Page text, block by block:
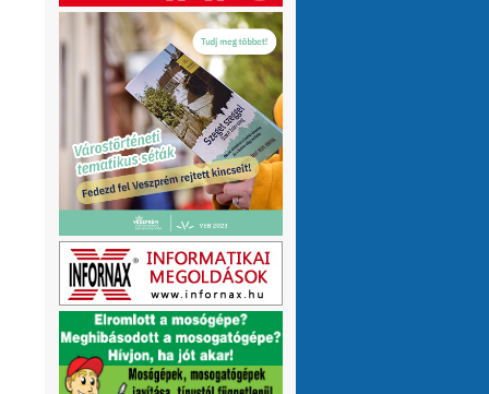
olvasnám.Üdv
10 hónap 1 hét
VMeteo-Zooltán:Remek asszisztens
Köszi az infót. Lehet mit böngészni.
1 év 2 hónap
Űjra elérhetőek a honlapomon
a klíma adatok (2007-től, havi
részletességgel, napi bontásban):
https://tinyurl.com/24vslpzg A ChatGPT 3
perc alatt megtalálta a hibát a PHP-ben,
ami nekem hónapok óta nem sikerült...
1 év 2 hónap
VMeteo-Zooltán
Nézd már, van itt egy
üzenőfal
1 év 2 hónap
P.Csaba: 1 év 4 hónap
VMeteo-Zooltán:Hopp, meggyógyult